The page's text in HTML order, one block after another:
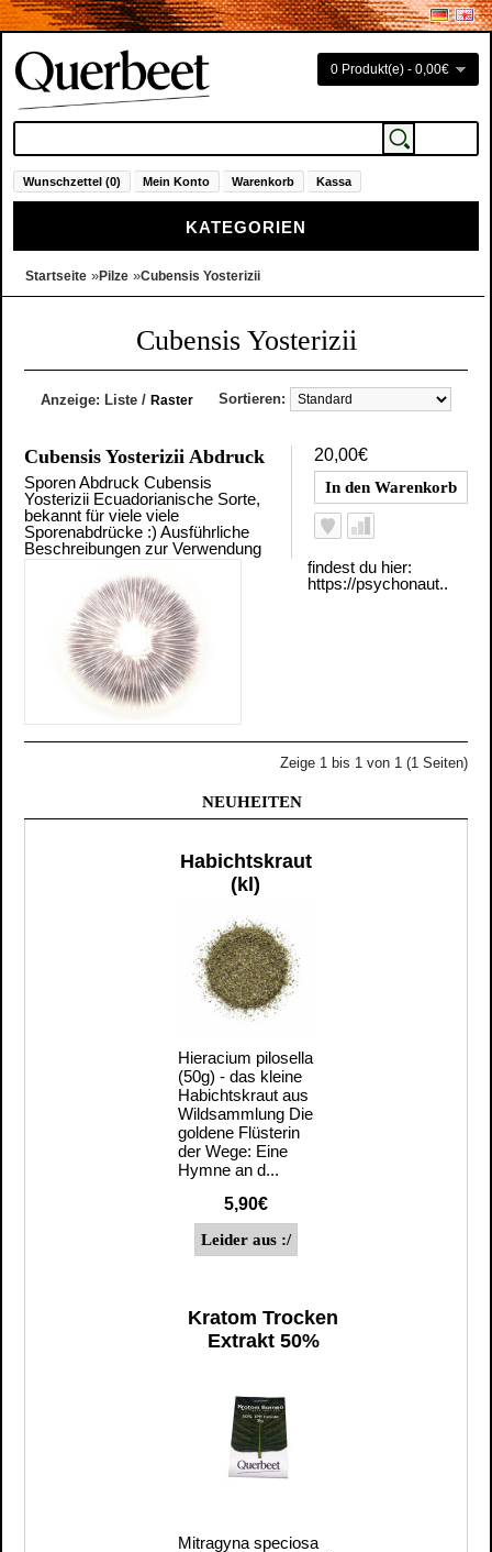
0 Produkt(e) - 0,00€
Wunschzettel (0) Mein Konto Warenkorb Kassa
KATEGORIEN
Startseite »Pilze »Cubensis Yosterizii
Cubensis Yosterizii
Anzeige: Liste / Raster Sortieren:
20,00€
Cubensis Yosterizii Abdruck
Sporen Abdruck Cubensis
Yosterizii Ecuadorianische Sorte,
bekannt für viele viele
Sporenabdrücke :) Ausführliche
Beschreibungen zur Verwendung
findest du hier:
https://psychonaut..
Zeige 1 bis 1 von 1 (1 Seiten)
NEUHEITEN
Habichtskraut
(kl)
Hieracium pilosella
(50g) - das kleine
Habichtskraut aus
Wildsammlung Die
goldene Flüsterin
der Wege: Eine
Hymne an d...
5,90€
Kratom Trocken
Extrakt 50%
Mitragyna speciosa